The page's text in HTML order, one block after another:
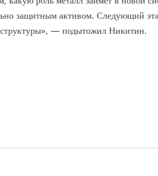
защитным активом. Следующий
— подытожил Никитин.